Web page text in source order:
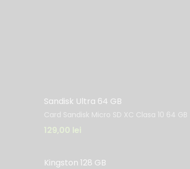
Sandisk Ultra 64 GB
Card Sandisk Micro SD XC Clasa 10 64 GB
129,00 lei
Kingston 128 GB